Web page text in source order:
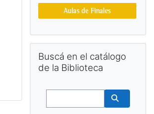
Buscá en el catálogo
de la Biblioteca
Buscar
Buscar